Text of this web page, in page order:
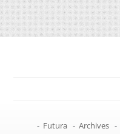
- Futura - Archives -